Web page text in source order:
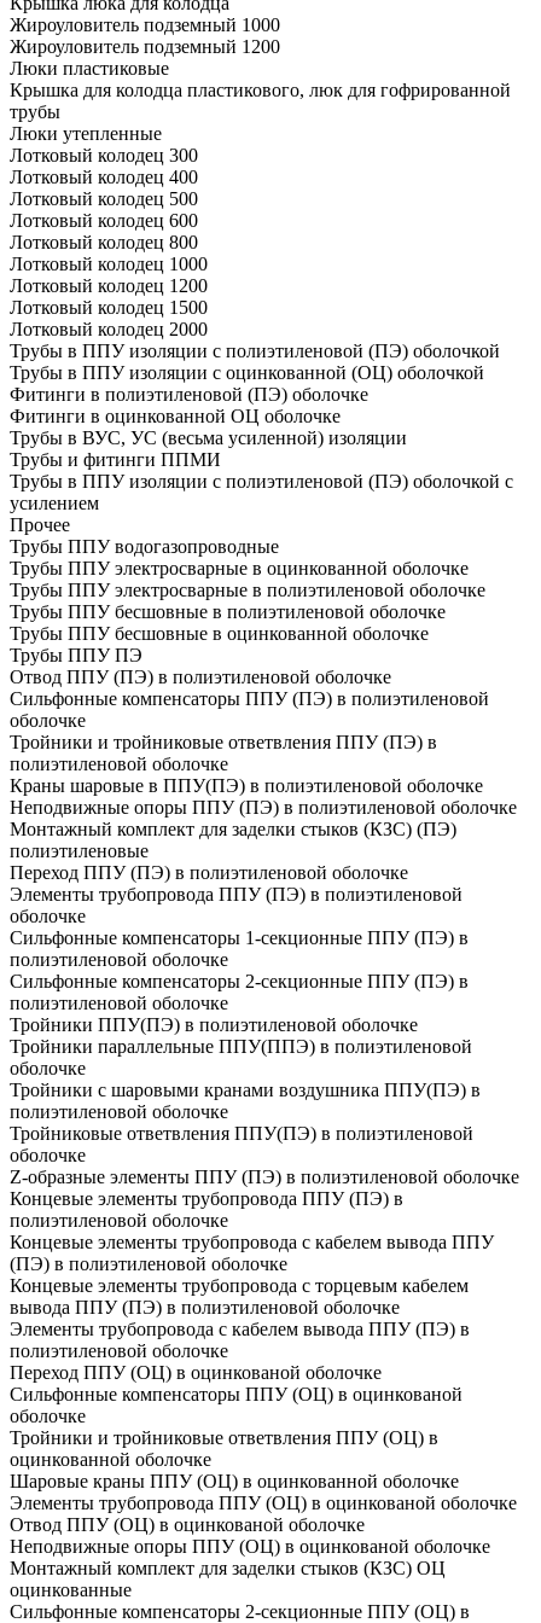
Жироуловитель подземный 1000
Жироуловитель подземный 1200
Люки пластиковые
Крышка для колодца пластикового, люк для гофрированной
трубы
Люки утепленные
Лотковый колодец 300
Лотковый колодец 400
Лотковый колодец 500
Лотковый колодец 600
Лотковый колодец 800
Лотковый колодец 1000
Лотковый колодец 1200
Лотковый колодец 1500
Лотковый колодец 2000
Трубы в ППУ изоляции с полиэтиленовой (ПЭ) оболочкой
Трубы в ППУ изоляции с оцинкованной (ОЦ) оболочкой
Фитинги в полиэтиленовой (ПЭ) оболочке
Фитинги в оцинкованной ОЦ оболочке
Трубы в ВУС, УС (весьма усиленной) изоляции
Трубы и фитинги ППМИ
Трубы в ППУ изоляции с полиэтиленовой (ПЭ) оболочкой с
усилением
Прочее
Трубы ППУ водогазопроводные
Трубы ППУ электросварные в оцинкованной оболочке
Трубы ППУ электросварные в полиэтиленовой оболочке
Трубы ППУ бесшовные в полиэтиленовой оболочке
Трубы ППУ бесшовные в оцинкованной оболочке
Трубы ППУ ПЭ
Отвод ППУ (ПЭ) в полиэтиленовой оболочке
Сильфонные компенсаторы ППУ (ПЭ) в полиэтиленовой
оболочке
Тройники и тройниковые ответвления ППУ (ПЭ) в
полиэтиленовой оболочке
Краны шаровые в ППУ(ПЭ) в полиэтиленовой оболочке
Неподвижные опоры ППУ (ПЭ) в полиэтиленовой оболочке
Монтажный комплект для заделки стыков (КЗС) (ПЭ)
полиэтиленовые
Переход ППУ (ПЭ) в полиэтиленовой оболочке
Элементы трубопровода ППУ (ПЭ) в полиэтиленовой
оболочке
Сильфонные компенсаторы 1-секционные ППУ (ПЭ) в
полиэтиленовой оболочке
Сильфонные компенсаторы 2-секционные ППУ (ПЭ) в
полиэтиленовой оболочке
Тройники ППУ(ПЭ) в полиэтиленовой оболочке
Тройники параллельные ППУ(ППЭ) в полиэтиленовой
оболочке
Тройники с шаровыми кранами воздушника ППУ(ПЭ) в
полиэтиленовой оболочке
Тройниковые ответвления ППУ(ПЭ) в полиэтиленовой
оболочке
Z-образные элементы ППУ (ПЭ) в полиэтиленовой оболочке
Концевые элементы трубопровода ППУ (ПЭ) в
полиэтиленовой оболочке
Концевые элементы трубопровода с кабелем вывода ППУ
(ПЭ) в полиэтиленовой оболочке
Концевые элементы трубопровода с торцевым кабелем
вывода ППУ (ПЭ) в полиэтиленовой оболочке
Элементы трубопровода с кабелем вывода ППУ (ПЭ) в
полиэтиленовой оболочке
Переход ППУ (ОЦ) в оцинкованой оболочке
Сильфонные компенсаторы ППУ (ОЦ) в оцинкованой
оболочке
Тройники и тройниковые ответвления ППУ (ОЦ) в
оцинкованной оболочке
Шаровые краны ППУ (ОЦ) в оцинкованной оболочке
Элементы трубопровода ППУ (ОЦ) в оцинкованой оболочке
Отвод ППУ (ОЦ) в оцинкованой оболочке
Неподвижные опоры ППУ (ОЦ) в оцинкованой оболочке
Монтажный комплект для заделки стыков (КЗС) ОЦ
оцинкованные
Сильфонные компенсаторы 2-секционные ППУ (ОЦ) в